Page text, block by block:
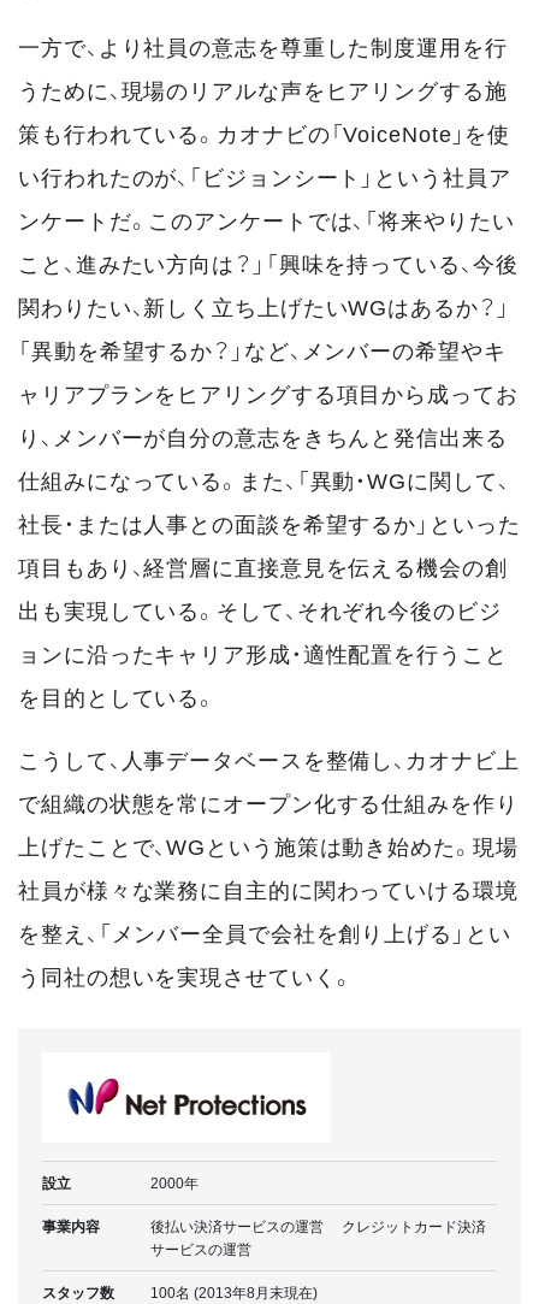
一方で、より社員の意志を尊重した制度運用を行
うために、現場のリアルな声をヒアリングする施
策も行われている。カオナビの「VoiceNote」を使
い行われたのが、「ビジョンシート」という社員ア
ンケートだ。このアンケートでは、「将来やりたい
こと、進みたい方向は？」「興味を持っている、今後
関わりたい、新しく立ち上げたいWGはあるか？」
「異動を希望するか？」など、メンバーの希望やキ
ャリアプランをヒアリングする項目から成ってお
り、メンバーが自分の意志をきちんと発信出来る
仕組みになっている。また、「異動・WGに関して、
社長・または人事との面談を希望するか」といった
項目もあり、経営層に直接意見を伝える機会の創
出も実現している。そして、それぞれ今後のビジ
ョンに沿ったキャリア形成・適性配置を行うこと
を目的としている。
こうして、人事データベースを整備し、カオナビ上
で組織の状態を常にオープン化する仕組みを作り
上げたことで、WGという施策は動き始めた。現場
社員が様々な業務に自主的に関わっていける環境
を整え、「メンバー全員で会社を創り上げる」とい
う同社の想いを実現させていく。
設立
2000年
事業内容
後払い決済サービスの運営 クレジットカード決済
サービスの運営
スタッフ数
100名 (2013年8月末現在)